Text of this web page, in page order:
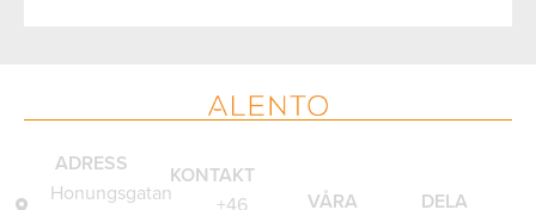
ADRESS
Honungsgatan
KONTAKT
+46
VÅRA DELA